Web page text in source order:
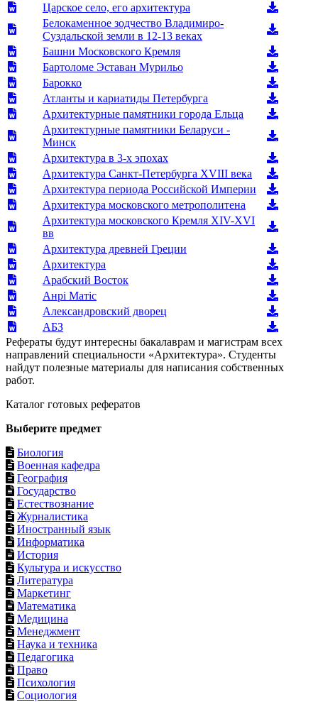
Царское село, его архитектура
Белокаменное зодчество Владимиро-
Суздальской земли в 12-13 веках
Башни Московского Кремля
Бартоломе Эставан Мурильо
Барокко
Атланты и кариатиды Петербурга
Архитектурные памятники города Ельца
Архитектурные памятники Беларуси -
Минск
Архитектура в 3-х эпохах
Архитектура Санкт-Петербурга XVIII века
Архитектура периода Российской Империи
Архитектура московского метрополитена
Архитектура московского Кремля XIV-XVI
вв
Архитектура древней Греции
Архитектура
Арабский Восток
Анрі Матіс
Александровский дворец
АБЗ
Рефераты будут интересны бакалаврам и магистрам всех
направлений специальности «Архитектура». Студенты
найдут полезные материалы для написания собственных
работ.
Каталог готовых рефератов
Выберите предмет
Биология
Военная кафедра
География
Государство
Естествознание
Журналистика
Иностранный язык
Информатика
История
Культура и искусство
Литература
Маркетинг
Математика
Медицина
Менеджмент
Наука и техника
Педагогика
Право
Психология
Социология